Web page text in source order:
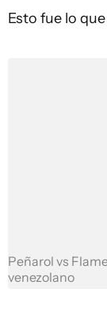
Esto fue lo
Peñarol vs
venezolano